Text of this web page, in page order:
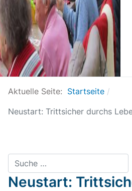
Aktuelle Seite: Startseite
Neustart: Trittsicher durchs
Suchen
Neustart: